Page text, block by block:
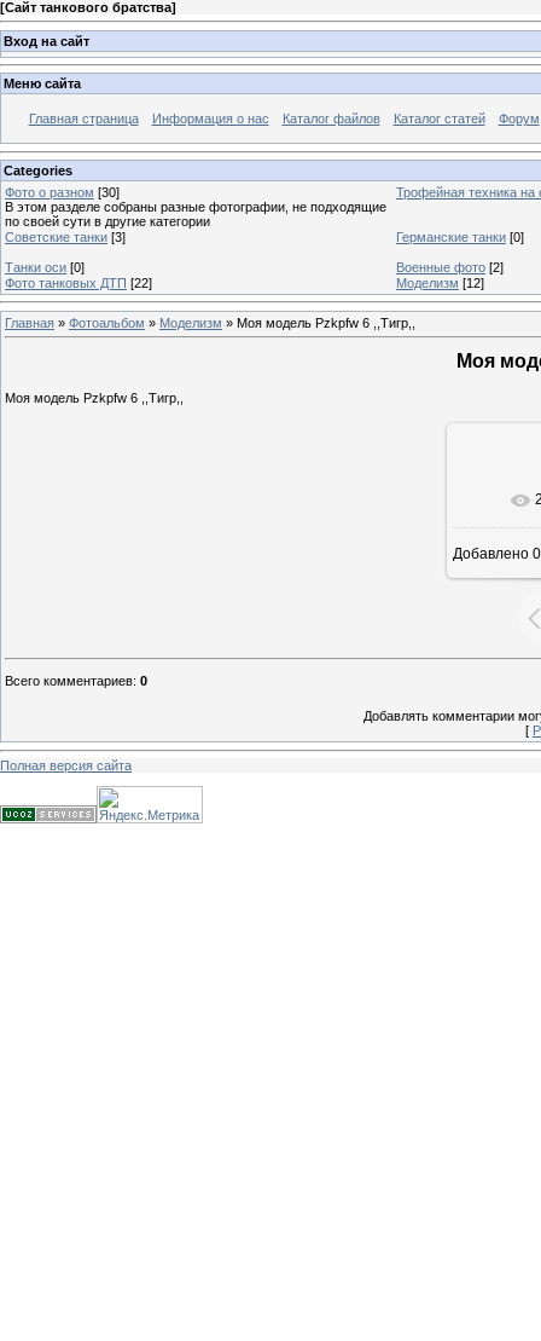
[Сайт танкового братства]
Вход на сайт
Меню сайта
Главная страница Информация о нас Каталог файлов Каталог статей Форум
Categories
Фото о разном [30]
В этом разделе собраны разные фотографии, не подходящие
по своей сути в другие категории
Трофейная техника
Советские танки [3] Германские танки [0]
Танки оси [0] Военные фото [2]
Фото танковых ДТП [22] Моделизм [12]
Главная » Фотоальбом » Моделизм » Моя модель Pzkpfw 6 ,,Тигр,,
Моя
Моя модель Pzkpfw 6 ,,Тигр,,
В
Добавлено
Всего комментариев: 0
Добавлять комментарии
[
Полная версия сайта